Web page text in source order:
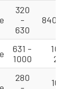
320
-
630
840 -
631 -
1000
280